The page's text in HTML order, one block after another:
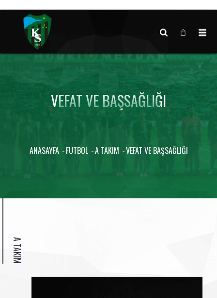
VEFAT VE BAŞSAĞLIĞI
ANASAYFA FUTBOL A TAKIM VEFAT VE BAŞSAĞLIĞI
A TAKIM